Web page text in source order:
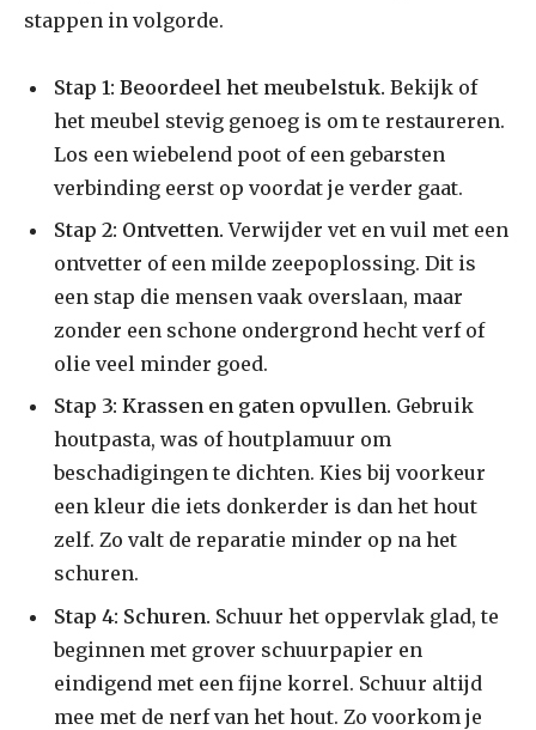
stappen in volgorde.
Stap 1: Beoordeel het meubelstuk. Bekijk of
het meubel stevig genoeg is om te restaureren.
Los een wiebelend poot of een gebarsten
verbinding eerst op voordat je verder gaat.
Stap 2: Ontvetten. Verwijder vet en vuil met een
ontvetter of een milde zeepoplossing. Dit is
een stap die mensen vaak overslaan, maar
zonder een schone ondergrond hecht verf of
olie veel minder goed.
Stap 3: Krassen en gaten opvullen. Gebruik
houtpasta, was of houtplamuur om
beschadigingen te dichten. Kies bij voorkeur
een kleur die iets donkerder is dan het hout
zelf. Zo valt de reparatie minder op na het
schuren.
Stap 4: Schuren. Schuur het oppervlak glad, te
beginnen met grover schuurpapier en
eindigend met een fijne korrel. Schuur altijd
mee met de nerf van het hout. Zo voorkom je